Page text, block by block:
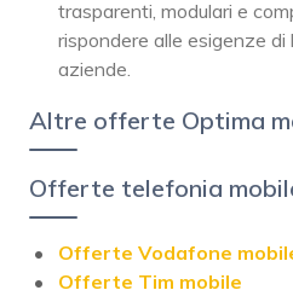
trasparenti, modulari e
rispondere alle esigenze
aziende.
Altre offerte Optima
Offerte telefonia
Offerte Vodafone
Offerte Tim mobile